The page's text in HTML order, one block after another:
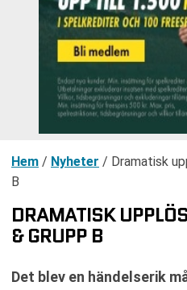
Hem / Nyheter / Dramatisk
B
DRAMATISK
& GRUPP B
Det blev en händelserik